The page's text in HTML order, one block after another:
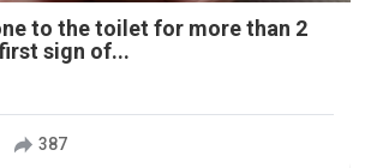
to the toilet for more than 2
sign of...
387